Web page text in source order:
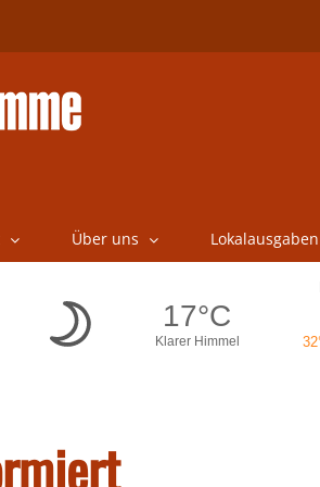
Über uns Lokalausgaben